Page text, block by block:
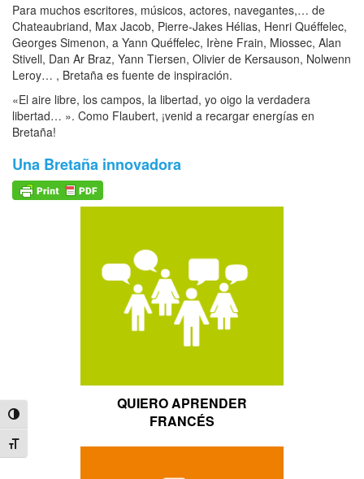
Alternar alto contraste
Alternar tamaño de letra
Para muchos escritores, músicos, actores, navegantes,… de
Chateaubriand, Max Jacob, Pierre-Jakes Hélias, Henri Quéffelec,
Georges Simenon, a Yann Quéffelec, Irène Frain, Miossec, Alan
Stivell, Dan Ar Braz, Yann Tiersen, Olivier de Kersauson, Nolwenn
Leroy… , Bretaña es fuente de inspiración.
«El aire libre, los campos, la libertad, yo oigo la verdadera
libertad… ». Como Flaubert, ¡venid a recargar energías en
Bretaña!
Una Bretaña innovadora
QUIERO APRENDER
FRANCÉS